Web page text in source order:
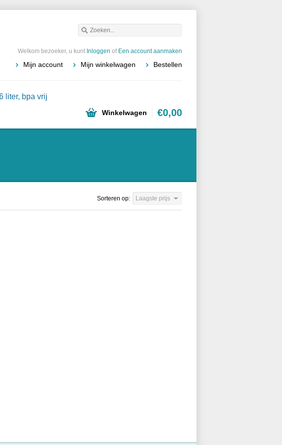
Welkom bezoeker, u kunt Inloggen of Een account aanmaken
Mijn account Mijn winkelwagen Bestellen
liter, bpa vrij
Winkelwagen €0,00
Sorteren op: Laagste prijs